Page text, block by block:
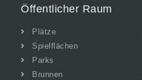
Öffentlicher Raum
Plätze
Spielflächen
Parks
Brunnen